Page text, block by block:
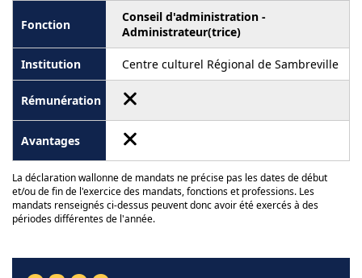
Conseil d'administration -
Administrateur(trice)
Centre culturel Régional de Sambreville
La déclaration wallonne de mandats ne précise pas les dates de début
et/ou de fin de l'exercice des mandats, fonctions et professions. Les
mandats renseignés ci-dessus peuvent donc avoir été exercés à des
périodes différentes de l'année.